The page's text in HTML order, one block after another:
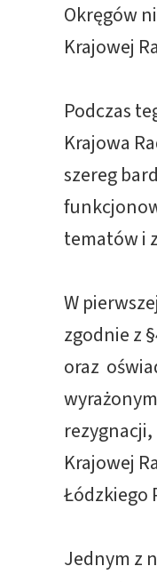
Okręgów
Krajowej
Podczas
Krajowa
szereg
tematów i
W
zgodnie z
oraz
Krajowej
Łódzkiego
Jednym z